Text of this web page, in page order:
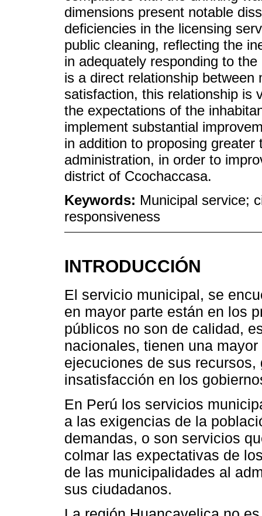
dimensions present notable
deficiencies in the licensing
public cleaning, reflecting the
in adequately responding to
is a direct relationship
satisfaction, this relationship is
the expectations of the
implement substantial
in addition to proposing
administration, in order to
district of Ccochaccasa.
Keywords: Municipal service;
responsiveness
INTRODUCCIÓN
El servicio municipal, se
en mayor parte están en los
públicos no son de calidad,
nacionales, tienen una
ejecuciones de sus
insatisfacción en los
En Perú los servicios
a las exigencias de la
demandas, o son servicios
colmar las expectativas de
de las municipalidades al
sus ciudadanos.